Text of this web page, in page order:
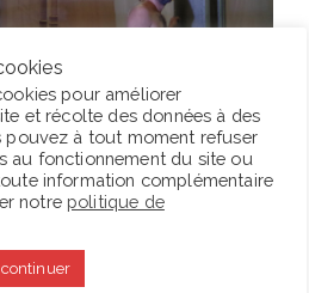
les éléments qui
encore moins posés que
partie. De manière
qui ébranle la ville n’est
de manière sensible au
une marée de fumée
des gyrophares rouges.
pour améliorer
et récolte des données à des
pouvez à tout moment refuser
au fonctionnement du site ou
information complémentaire
notre politique de